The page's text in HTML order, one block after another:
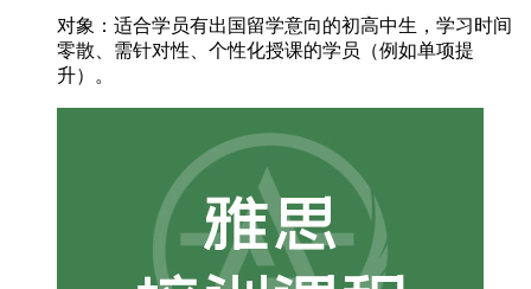
对象： 适合学员有出国留学意向的初高中生，学习时间
零散、需针对性、个性化授课的学员（例如单项提
升）。